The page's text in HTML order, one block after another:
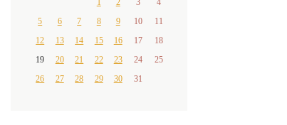
1 2 3
4
5
6 7 8 9 10
11
12
13 14 15 16 17
18
19
20 21 22 23 24
25
26
27 28 29 30 31